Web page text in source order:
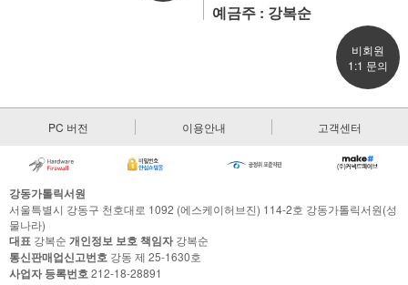
예금주 : 강복순
비회원
1:1 문의
PC 버전 이용안내 고객센터
강동가톨릭서원
서울특별시 강동구 천호대로 1092 (에스케이허브진) 114-2호 강동가톨릭서원(성
물나라)
대표 강복순 개인정보 보호 책임자강복순
통신판매업신고번호 강동 제 25-1630호
사업자 등록번호212-18-28891